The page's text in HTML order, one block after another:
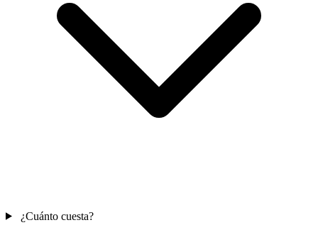
¿Cuánto cuesta?